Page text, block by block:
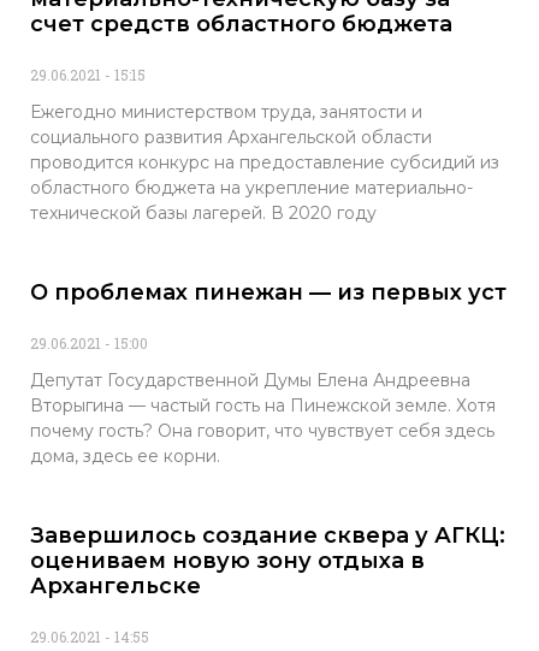
счет средств областного бюджета
29.06.2021 15:15
Ежегодно министерством труда, занятости и
социального развития Архангельской области
проводится конкурс на предоставление субсидий из
областного бюджета на укрепление материально-
технической базы лагерей. В 2020 году
О проблемах пинежан — из первых уст
29.06.2021 15:00
Депутат Государственной Думы Елена Андреевна
Вторыгина — частый гость на Пинежской земле. Хотя
почему гость? Она говорит, что чувствует себя здесь
дома, здесь ее корни.
Завершилось создание сквера у АГКЦ:
оцениваем новую зону отдыха в
Архангельске
29.06.2021 14:55